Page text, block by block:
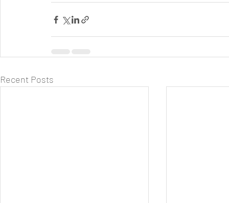
Recent Posts